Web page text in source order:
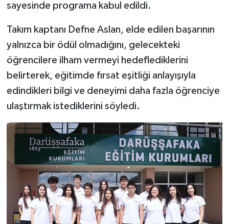
sayesinde programa kabul edildi.
Takım kaptanı Defne Aslan, elde edilen başarının
yalnızca bir ödül olmadığını, gelecekteki
öğrencilere ilham vermeyi hedeflediklerini
belirterek, eğitimde fırsat eşitliği anlayışıyla
edindikleri bilgi ve deneyimi daha fazla öğrenciye
ulaştırmak istediklerini söyledi.